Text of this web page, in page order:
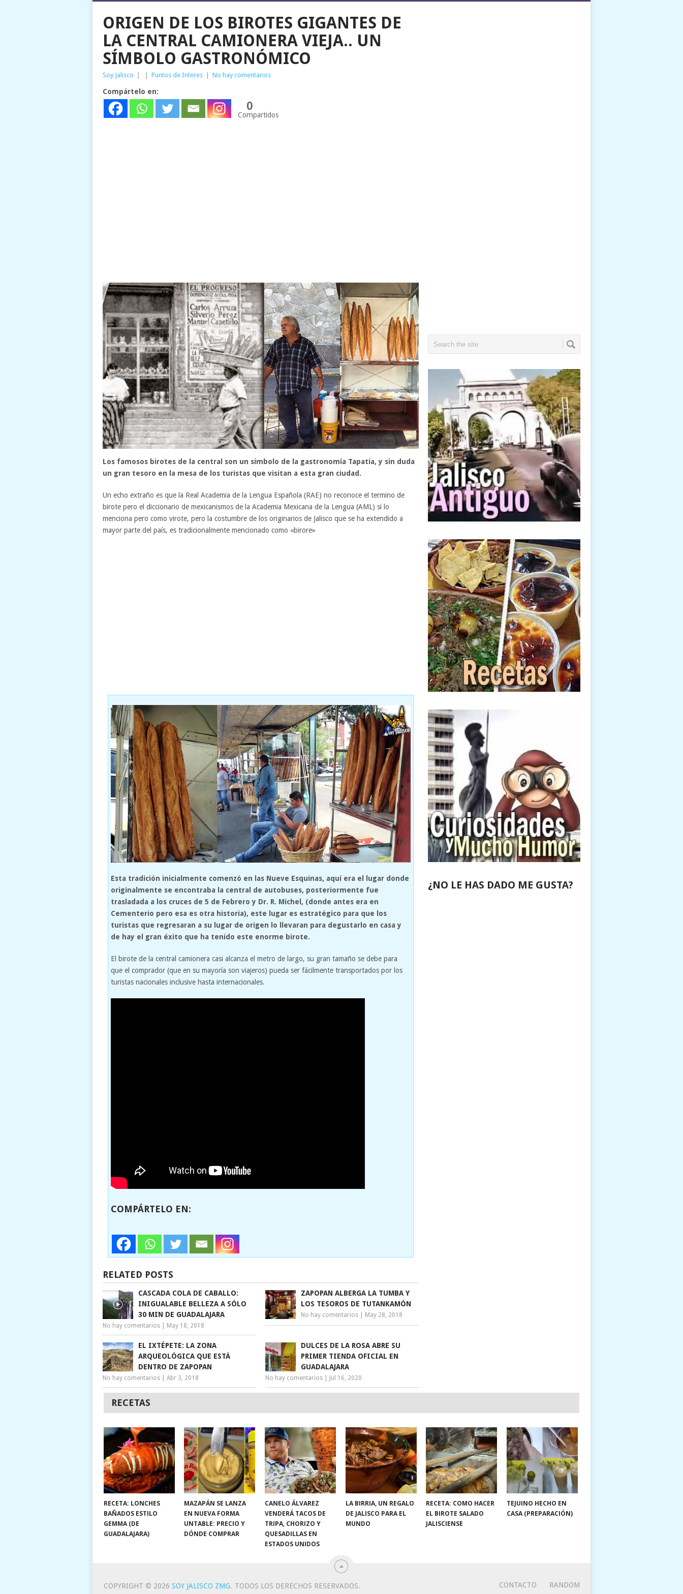
ORIGEN DE LOS BIROTES GIGANTES DE
LA CENTRAL CAMIONERA VIEJA.. UN
SÍMBOLO GASTRONÓMICO
Soy Jalisco Puntos de Interes No hay comentarios
Compártelo en:
0
Compartidos
Los famosos birotes de la central son un símbolo de la gastronomía Tapatía, y sin duda
un gran tesoro en la mesa de los turistas que visitan a esta gran ciudad.
Un echo extraño es que la Real Academia de la Lengua Española (RAE) no reconoce el termino de
birote pero el diccionario de mexicanismos de la Academia Mexicana de la Lengua (AML) si lo
menciona pero como virote, pero la costumbre de los originarios de Jalisco que se ha extendido a
mayor parte del país, es tradicionalmente mencionado como «birore»
Esta tradición inicialmente comenzó en las Nueve Esquinas, aquí era el lugar donde
originalmente se encontraba la central de autobuses, posteriormente fue
trasladada a los cruces de 5 de Febrero y Dr. R. Michel, (donde antes era en
Cementerio pero esa es otra historia), este lugar es estratégico para que los
turistas que regresaran a su lugar de origen lo llevaran para degustarlo en casa y
de hay el gran éxito que ha tenido este enorme birote.
El birote de la central camionera casi alcanza el metro de largo, su gran tamaño se debe para
que el comprador (que en su mayoría son viajeros) pueda ser fácilmente transportados por los
turistas nacionales inclusive hasta internacionales.
COMPÁRTELO EN:
RELATED POSTS
CASCADA COLA DE CABALLO:
INIGUALABLE BELLEZA A SÓLO
30 MIN DE GUADALAJARA
No hay comentarios May 18, 2018
ZAPOPAN ALBERGA LA TUMBA Y
LOS TESOROS DE TUTANKAMÓN
No hay comentarios May 28, 2018
EL IXTÉPETE: LA ZONA
ARQUEOLÓGICA QUE ESTÁ
DENTRO DE ZAPOPAN
No hay comentarios Abr 3, 2018
DULCES DE LA ROSA ABRE SU
PRIMER TIENDA OFICIAL EN
GUADALAJARA
No hay comentarios Jul 16, 2020
¿NO LE HAS DADO ME GUSTA?
RECETAS
RECETA: LONCHES
BAÑADOS ESTILO
GEMMA (DE
GUADALAJARA)
MAZAPÁN SE LANZA
EN NUEVA FORMA
UNTABLE: PRECIO Y
DÓNDE COMPRAR
CANELO ÁLVAREZ
VENDERÁ TACOS DE
TRIPA, CHORIZO Y
QUESADILLAS EN
ESTADOS UNIDOS
LA BIRRIA, UN REGALO
DE JALISCO PARA EL
MUNDO
RECETA: COMO HACER
EL BIROTE SALADO
JALISCIENSE
TEJUINO HECHO EN
CASA (PREPARACIÓN)
COPYRIGHT © 2026 SOY JALISCO ZMG. TODOS LOS DERECHOS RESERVADOS. CONTACTO RANDOM